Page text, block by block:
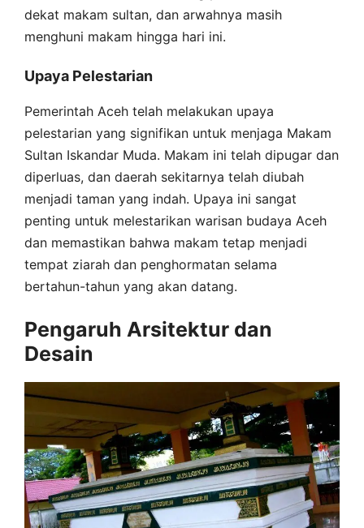
dekat makam sultan, dan arwahnya masih
menghuni makam hingga hari ini.
Upaya Pelestarian
Pemerintah Aceh telah melakukan upaya
pelestarian yang signifikan untuk menjaga Makam
Sultan Iskandar Muda. Makam ini telah dipugar dan
diperluas, dan daerah sekitarnya telah diubah
menjadi taman yang indah. Upaya ini sangat
penting untuk melestarikan warisan budaya Aceh
dan memastikan bahwa makam tetap menjadi
tempat ziarah dan penghormatan selama
bertahun-tahun yang akan datang.
Pengaruh Arsitektur dan
Desain